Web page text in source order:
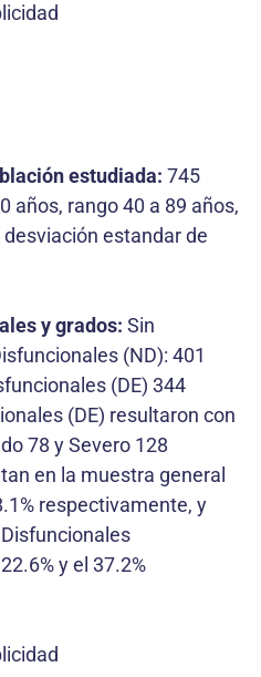
estudiada: 745
años, rango 40 a 89 años,
estandar de
y grados: Sin
(ND): 401
(DE) 344
(DE) resultaron con
78 y Severo 128
en la muestra general
respectivamente, y
y el 37.2%